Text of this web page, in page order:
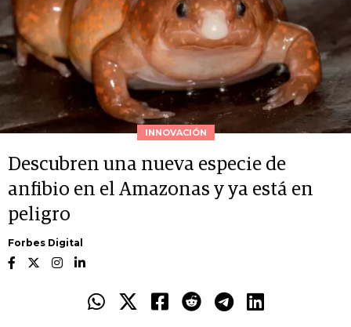
INNOVACIÓN
Descubren una nueva especie de
anfibio en el Amazonas y ya está en
peligro
Forbes Digital